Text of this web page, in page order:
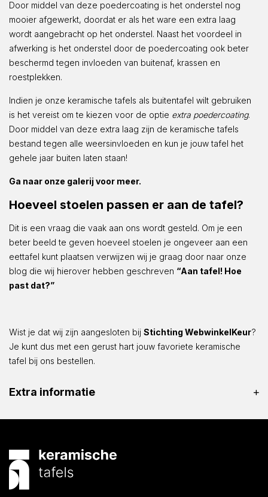
Door middel van deze poedercoating is het onderstel nog
mooier afgewerkt, doordat er als het ware een extra laag
wordt aangebracht op het onderstel. Naast het voordeel in
afwerking is het onderstel door de poedercoating ook beter
beschermd tegen invloeden van buitenaf, krassen en
roestplekken.
Indien je onze keramische tafels als buitentafel wilt gebruiken
is het vereist om te kiezen voor de optie extra poedercoating.
Door middel van deze extra laag zijn de keramische tafels
bestand tegen alle weersinvloeden en kun je jouw tafel het
gehele jaar buiten laten staan!
Ga naar onze galerij voor meer.
Hoeveel stoelen passen er aan de tafel?
Dit is een vraag die vaak aan ons wordt gesteld. Om je een
beter beeld te geven hoeveel stoelen je ongeveer aan een
eettafel kunt plaatsen verwijzen wij je graag door naar onze
blog die wij hierover hebben geschreven “Aan tafel! Hoe
past dat?”
Wist je dat wij zijn aangesloten bij Stichting WebwinkelKeur?
Je kunt dus met een gerust hart jouw favoriete keramische
tafel bij ons bestellen.
Extra informatie